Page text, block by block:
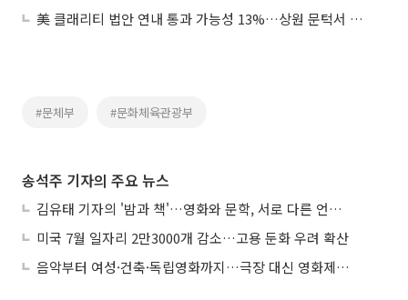
美 클래리티 법안 연내 통과 가능성 13%…상원 문턱서 제동
#문체부 #문화체육관광부
송석주 기자의 주요 뉴스
김유태 기자의 '밤과 책'…영화와 문학, 서로 다른 언어를 읽다
미국 7월 일자리 2만3000개 감소…고용 둔화 우려 확산
음악부터 여성·건축·독립영화까지…극장 대신 영화제로 즐기는 스크린 여행